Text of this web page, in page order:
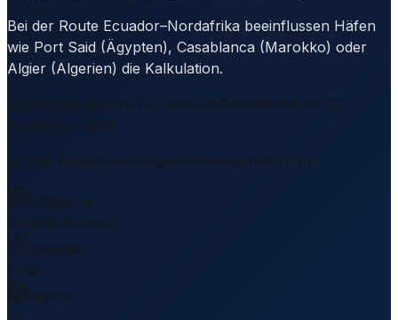
Bei der Route Ecuador–Nordafrika beeinflussen Häfen
wie Port Said (Ägypten), Casablanca (Marokko) oder
Algier (Algerien) die Kalkulation.
Zuletzt aktualisiert: 12. Juni 2026Veröffentlicht: 22.
November 2025
Quelle: https://www.logisticsmanagement.com/
Kategorie
Logistik-Konzept
Lesezeit
1 min
Wörter